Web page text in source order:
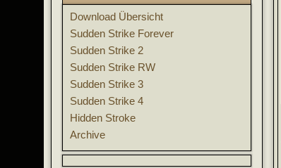
Download Übersicht
Sudden Strike Forever
Sudden Strike 2
Sudden Strike RW
Sudden Strike 3
Sudden Strike 4
Hidden Stroke
Archive